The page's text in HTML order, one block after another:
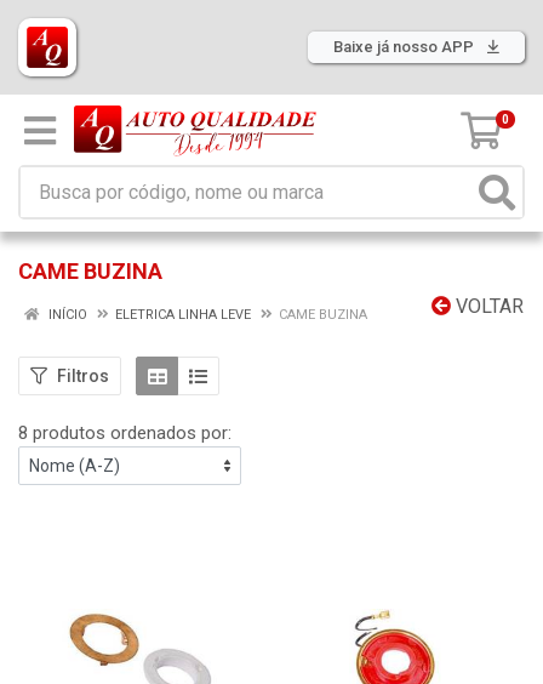
Baixe já nosso APP
0
CAME BUZINA
VOLTAR
INÍCIO ELETRICA LINHA LEVE CAME BUZINA
Filtros
8 produtos ordenados por: